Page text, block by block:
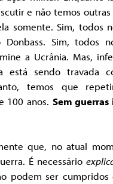
e não temos outras
somente. Sim, todos
Sim, todos
a Ucrânia. Mas,
sendo travada
temos que
100 anos. Sem
que, no atual
É necessário
podem ser